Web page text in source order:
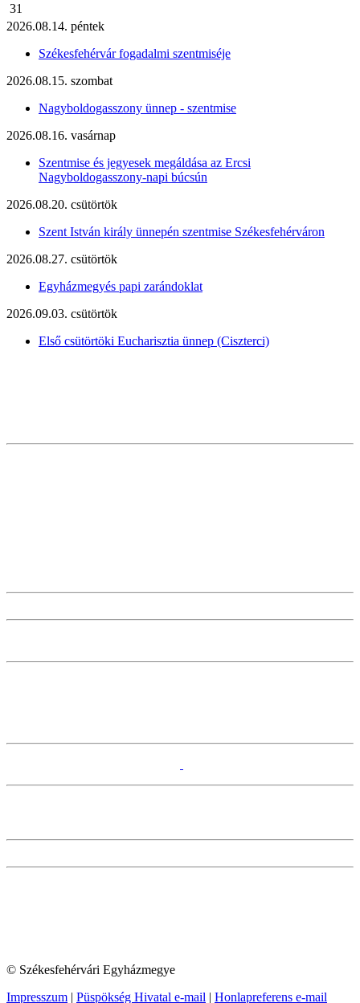
31
2026.08.14. péntek
Székesfehérvár fogadalmi szentmiséje
2026.08.15. szombat
Nagyboldogasszony ünnep - szentmise
2026.08.16. vasárnap
Szentmise és jegyesek megáldása az Ercsi
Nagyboldogasszony-napi búcsún
2026.08.20. csütörtök
Szent István király ünnepén szentmise Székesfehérváron
2026.08.27. csütörtök
Egyházmegyés papi zarándoklat
2026.09.03. csütörtök
Első csütörtöki Eucharisztia ünnep (Ciszterci)
© Székesfehérvári Egyházmegye
Impresszum | Püspökség Hivatal e-mail | Honlapreferens e-mail